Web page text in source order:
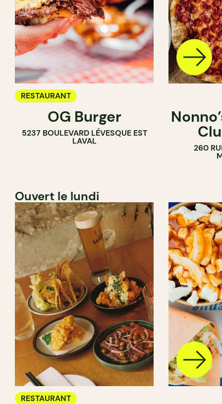
RESTAURANT
OG Burger
5237 BOULEVARD LÉVESQUE EST
LAVAL
260
Ouvert le lundi
RESTAURANT